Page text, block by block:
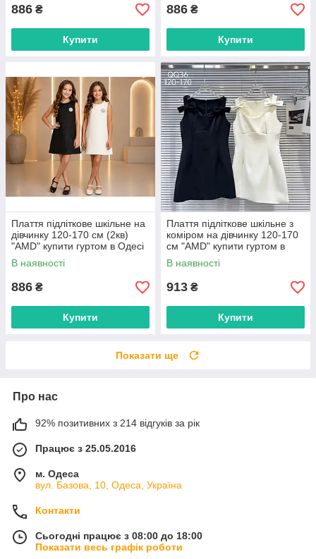
886 ₴
Купити
886 ₴
Купити
Плаття підліткове шкільне на
дівчинку 120-170 см (2кв)
"AMD" купити гуртом в Одесі
на 7км
В наявності
886 ₴
Купити
Плаття підліткове шкільне з
коміром на дівчинку 120-170
см "AMD" купити гуртом в
Одесі на 7км
В наявності
913 ₴
Купити
Показати ще
Про нас
92% позитивних з 214 відгуків за рік
Працює з 25.05.2016
м. Одеса
вул. Базова, 10, Одеса, Україна
Контакти
Сьогодні працює з 08:00 до 18:00
Показати весь графік роботи